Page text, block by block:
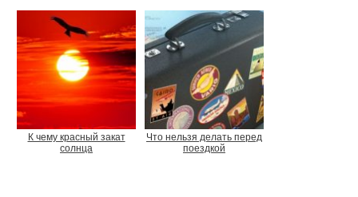
К чему красный закат
солнца
Что нельзя делать перед
поездкой